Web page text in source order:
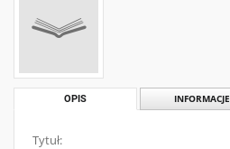
OPIS INFORMACJE
Tytuł: